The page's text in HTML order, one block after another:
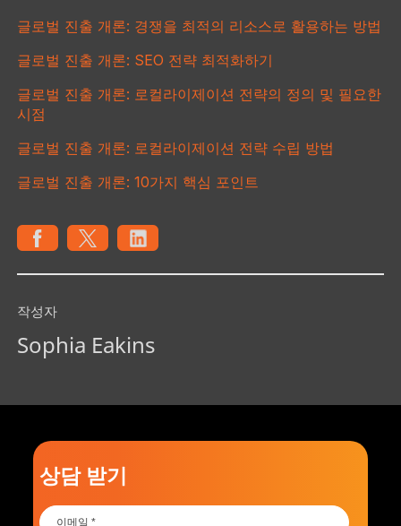
글로벌 진출 개론: 경쟁을 최적의 리소스로 활용하는 방법
글로벌 진출 개론: SEO 전략 최적화하기
글로벌 진출 개론: 로컬라이제이션 전략의 정의 및 필요한
시점
글로벌 진출 개론: 로컬라이제이션 전략 수립 방법
글로벌 진출 개론: 10가지 핵심 포인트
작성자
Sophia Eakins
상담 받기